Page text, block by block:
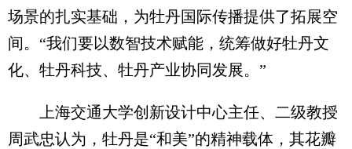
场景的扎实基础，为牡丹国际传播提供了拓展空
间。“我们要以数智技术赋能，统筹做好牡丹文
化、牡丹科技、牡丹产业协同发展。”
上海交通大学创新设计中心主任、二级教授
周武忠认为，牡丹是“和美”的精神载体，其花瓣